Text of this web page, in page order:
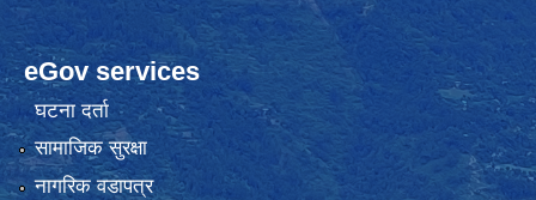
eGov services
घटना दर्ता
सामाजिक सुरक्षा
नागरिक वडापत्र